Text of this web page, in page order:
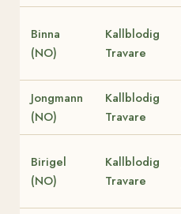
Binna
(NO)
Kallblodig
Travare
Jongmann
(NO)
Kallblodig
Travare
Birigel
(NO)
Kallblodig
Travare